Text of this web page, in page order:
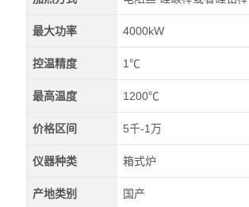
最大功率 4000kW
控温精度 1℃
最高温度 1200℃
价格区间 5千-1万
仪器种类 箱式炉
产地类别 国产